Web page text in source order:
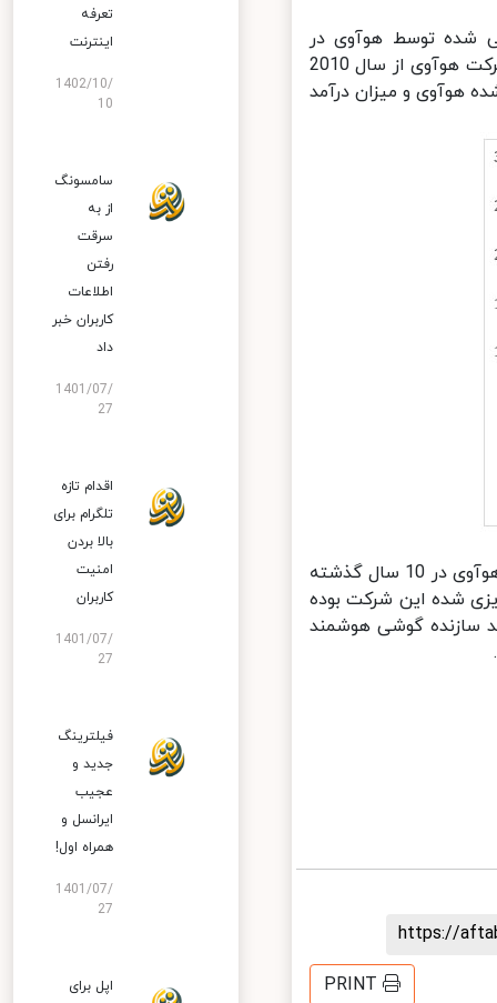
شده توسط هوآوی در
سال‌های اخیر داشت. به این منظور بد نیست روند افزایشی میزان فروش شرکت هوآوی از سال 2010
هوآوی و میزان درآمد
همانطور که مشخص است با شیبی مثبت و یکنواخت میزان درآمد و فروش هوآوی در 10 سال گذشته
شده این شرکت بوده
سازنده گوشی هوشمند
https://
PRINT
تعرفه
اینترنت
1402/10/
10
سامسونگ
از به
سرقت
رفتن
اطلاعات
کاربران خبر
داد
1401/07/
27
اقدام تازه
تلگرام برای
بالا بردن
امنیت
کاربران
1401/07/
27
فیلترینگ
جدید و
عجیب
ایرانسل و
همراه اول!
1401/07/
27
اپل برای